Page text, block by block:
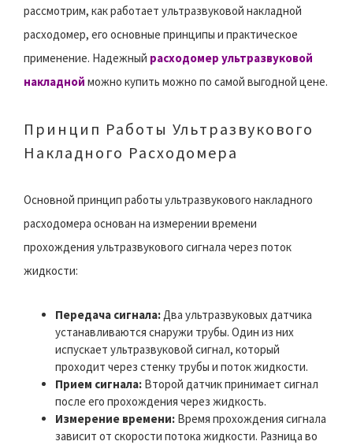
рассмотрим, как работает ультразвуковой накладной
расходомер, его основные принципы и практическое
применение. Надежный расходомер ультразвуковой
накладной можно купить можно по самой выгодной цене.
Принцип Работы Ультразвукового
Накладного Расходомера
Основной принцип работы ультразвукового накладного
расходомера основан на измерении времени
прохождения ультразвукового сигнала через поток
жидкости:
Передача сигнала:Два ультразвуковых датчика
устанавливаются снаружи трубы. Один из них
испускает ультразвуковой сигнал, который
проходит через стенку трубы и поток жидкости.
Прием сигнала: Второй датчик принимает сигнал
после его прохождения через жидкость.
Измерение времени: Время прохождения сигнала
зависит от скорости потока жидкости. Разница во